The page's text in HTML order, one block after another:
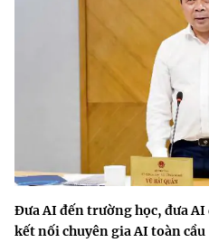
Đưa AI đến trường học, đưa
kết nối chuyên gia AI toàn cầu